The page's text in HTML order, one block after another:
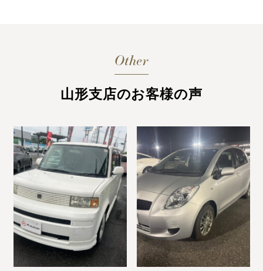
Other
山形支店のお客様の声